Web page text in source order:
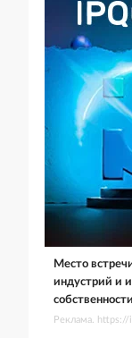
Место
индустрий и
собственности
Реклама. https://